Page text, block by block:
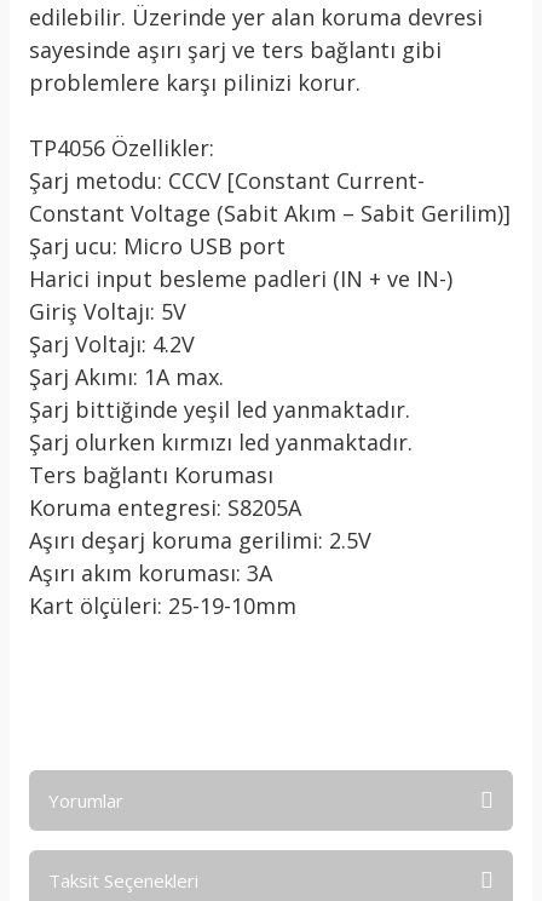
edilebilir. Üzerinde yer alan koruma devresi
sayesinde aşırı şarj ve ters bağlantı gibi
problemlere karşı pilinizi korur.
TP4056 Özellikler:
Şarj metodu: CCCV [Constant Current-
Constant Voltage (Sabit Akım – Sabit Gerilim)]
Şarj ucu: Micro USB port
Harici input besleme padleri (IN + ve IN-)
Giriş Voltajı: 5V
Şarj Voltajı: 4.2V
Şarj Akımı: 1A max.
Şarj bittiğinde yeşil led yanmaktadır.
Şarj olurken kırmızı led yanmaktadır.
Ters bağlantı Koruması
Koruma entegresi: S8205A
Aşırı deşarj koruma gerilimi: 2.5V
Aşırı akım koruması: 3A
Kart ölçüleri: 25-19-10mm
Yorumlar
Taksit Seçenekleri